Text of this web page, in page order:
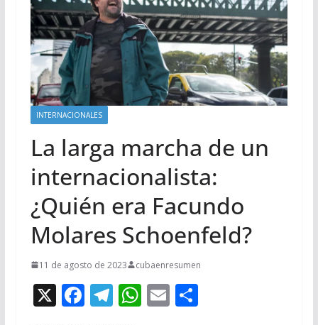
INTERNACIONALES
La larga marcha de un
internacionalista:
¿Quién era Facundo
Molares Schoenfeld?
11 de agosto de 2023 cubaenresumen
X F T W E C